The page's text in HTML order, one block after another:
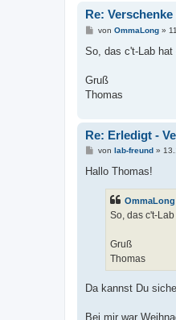
Re:
B
i
a
von OmmaLong»
So, das c't-Lab hat
Gruß
Thomas
Re: Erledigt -
B
i
von lab-freund»
Hallo Thomas!
OmmaLong
So, das c't-
Gruß
Thomas
Da kannst Du
Bei mir war